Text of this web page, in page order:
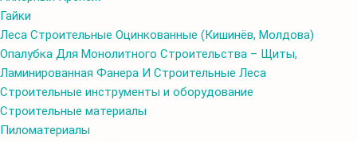
Гайки
Леса Cтроительные Оцинкованные (Кишинёв, Молдова)
Опалубка Для Монолитного Строительства – Щиты,
Ламинированная Фанера И Строительные Леса
Строительные инструменты и оборудование
Строительные материалы
Пиломатериалы